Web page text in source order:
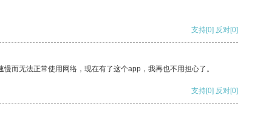
支持[0] 反对[0]
而无法正常使用网络，现在有了这个app，我再也不用担心了。
支持[0] 反对[0]